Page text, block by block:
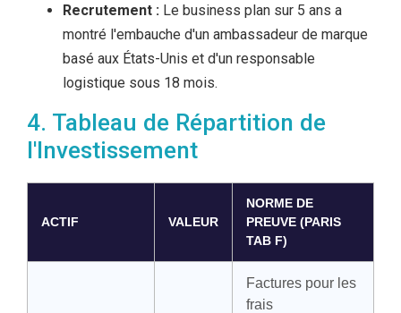
Recrutement : Le business plan sur 5 ans a
montré l'embauche d'un ambassadeur de marque
basé aux États-Unis et d'un responsable
logistique sous 18 mois.
4. Tableau de Répartition de
l'Investissement
ACTIF VALEUR
NORME DE
PREUVE (PARIS
TAB F)
Factures pour les
frais